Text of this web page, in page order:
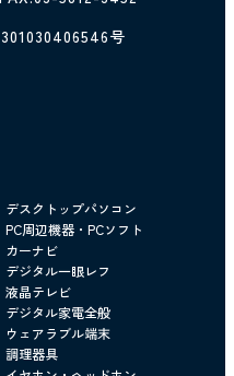
号
デスクトップパソコン
PC周辺機器・PCソフト
カーナビ
デジタル一眼レフ
液晶テレビ
デジタル家電全般
ウェアラブル端末
調理器具